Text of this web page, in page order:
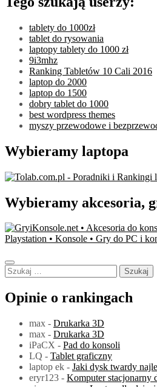
tablety do 1000zł
tablet do rysowania
laptopy tablety do 1000 zł
9i3mhz
Ranking Tabletów 10 Cali 2016
laptop do 2000
laptop do 1500
dobry tablet do 1000
best wordpress themes
myszy przewodowe i
Wybieramy laptopa
Wybieramy akcesoria,
Szukaj:
Opinie o rankingach
max - Drukarka 3D
max - Drukarka 3D
iPaCX - Pad do konsoli
LQ - Tablet graficzny
laptop ek - Jaki dysk twardy
eryr123 - Komputer stacjonarny